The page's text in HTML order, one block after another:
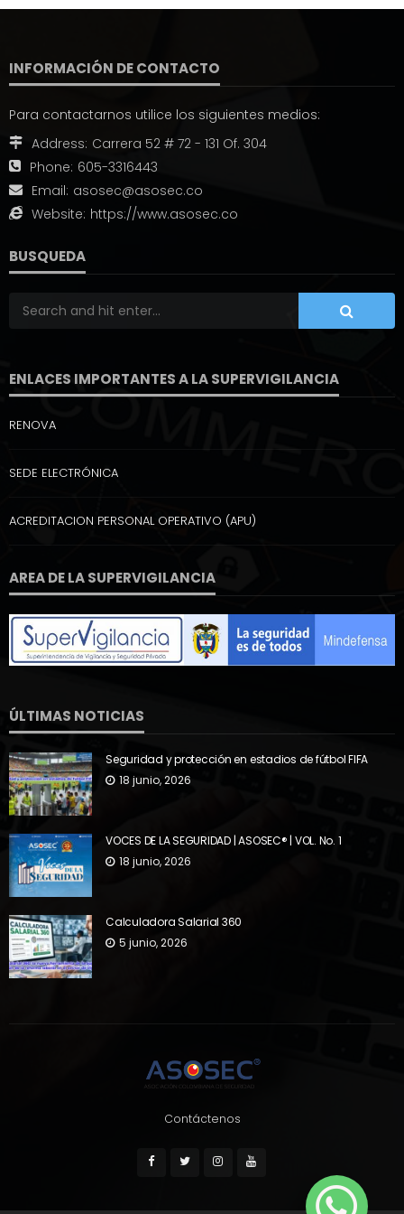
INFORMACIÓN DE CONTACTO
Para contactarnos utilice los siguientes medios:
Address: Carrera 52 # 72 - 131 Of. 304
Phone: 605-3316443
Email: asosec@asosec.co
Website: https://www.asosec.co
BUSQUEDA
ENLACES IMPORTANTES A LA SUPERVIGILANCIA
RENOVA
SEDE ELECTRÓNICA
ACREDITACION PERSONAL OPERATIVO (APU)
AREA DE LA SUPERVIGILANCIA
ÚLTIMAS NOTICIAS
Seguridad y protección en estadios de fútbol FIFA
18 junio, 2026
VOCES DE LA SEGURIDAD | ASOSEC® | VOL. No. 1
18 junio, 2026
Calculadora Salarial 360
5 junio, 2026
Contáctenos